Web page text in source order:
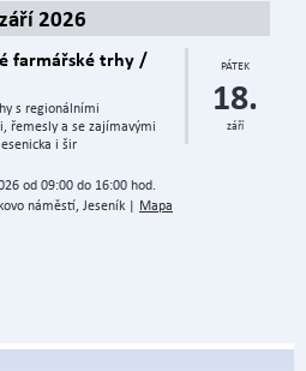
2026
PÁTEK
18.
září
farmářské trhy /
s regionálními
řemesly a se zajímavými
i šir
od 09:00 do 16:00 hod.
náměstí, Jeseník | Mapa